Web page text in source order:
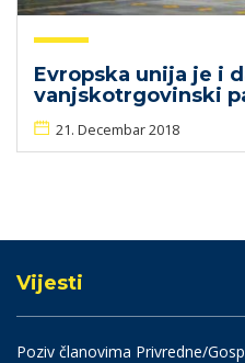
Evropska unija je i
vanjskotrgovinski
21. Decembar 2018
Vijesti
Poziv članovima Privredne/